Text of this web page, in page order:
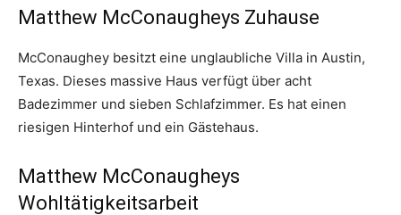
Matthew McConaugheys Zuhause
McConaughey besitzt eine unglaubliche Villa in Austin,
Texas. Dieses massive Haus verfügt über acht
Badezimmer und sieben Schlafzimmer. Es hat einen
riesigen Hinterhof und ein Gästehaus.
Matthew McConaugheys
Wohltätigkeitsarbeit